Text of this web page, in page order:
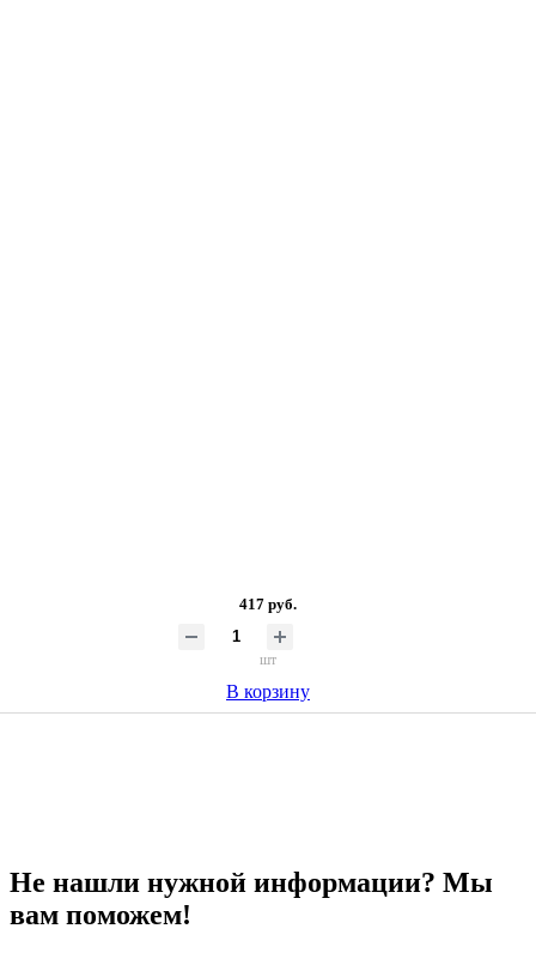
417 руб.
шт
В корзину
Не нашли нужной информации? Мы
вам поможем!